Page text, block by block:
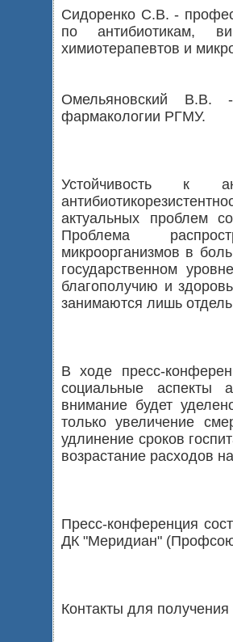
Сидоренко С.В. -
по антибиотикам,
химиотерапевтов и
Омельяновский В.В.
фармакологии РГМУ.
Устойчивость к
актуальных проблем
Проблема
микроорганизмов в
государственном
благополучию и
занимаются лишь
В ходе пресс-
социальные аспекты
внимание будет
только увеличение
удлинение сроков
возрастание расходов
Пресс-конференция
ДК "Меридиан"
Контакты для